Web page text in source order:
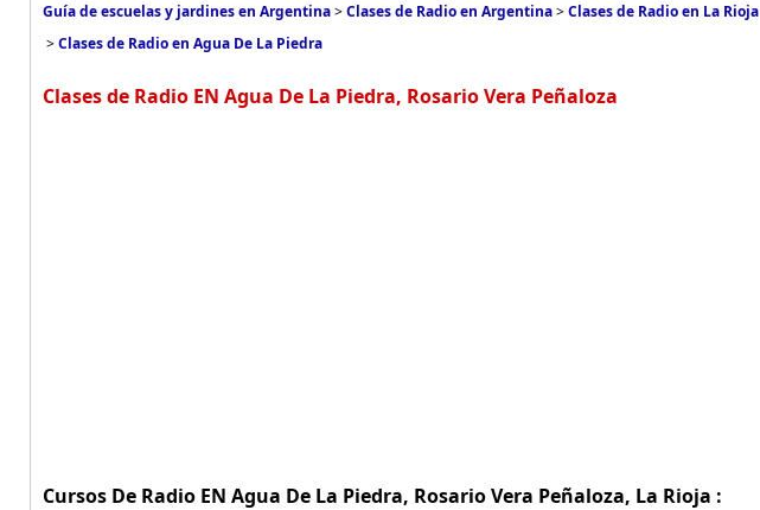
Guía de escuelas y jardines en Argentina>Clases de Radio en Argentina>Clases de Radio en La Rioja
>Clases de Radio en Agua De La Piedra
Clases de Radio EN Agua De La Piedra, Rosario Vera Peñaloza
Cursos De Radio EN Agua De La Piedra, Rosario Vera Peñaloza, La Rioja :